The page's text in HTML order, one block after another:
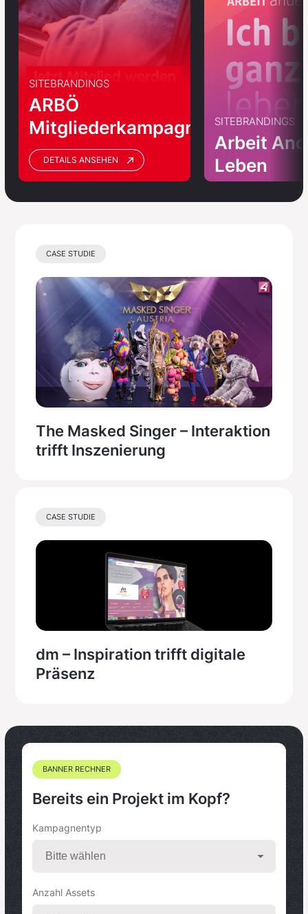
SITEBRANDINGS
ARBÖ
Mitgliederkampagne
DETAILS ANSEHEN
SITEBRANDINGS
Arbeit
Leben
CASE STUDIE
The Masked Singer – Interaktion
trifft Inszenierung
CASE STUDIE
dm – Inspiration trifft digitale
Präsenz
BANNER RECHNER
Bereits ein Projekt im Kopf?
Kampagnentyp
Anzahl Assets